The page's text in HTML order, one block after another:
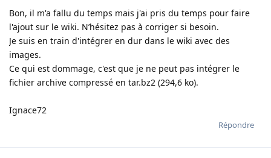
Bon, il m'a fallu du temps mais j'ai pris du temps pour faire
l'ajout sur le wiki. N’hésitez pas à corriger si besoin.
Je suis en train d'intégrer en dur dans le wiki avec des
images.
Ce qui est dommage, c'est que je ne peut pas intégrer le
fichier archive compressé en tar.bz2 (294,6 ko).
Ignace72
Répondre